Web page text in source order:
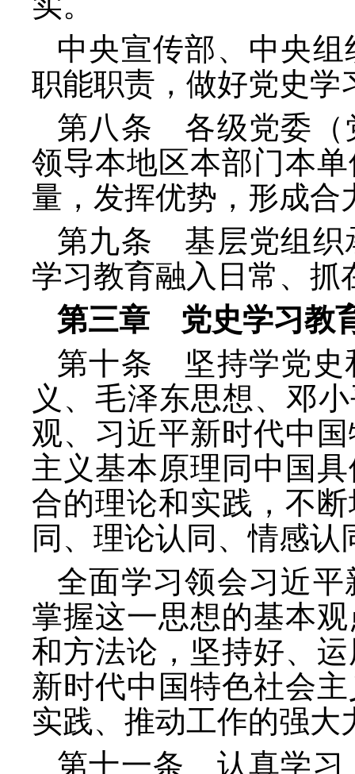
中央宣传部、中央
职能职责，做好党史学
第八条 各级党委（
领导本地区本部门本
量，发挥优势，形成合
第九条 基层党组织
学习教育融入日常、抓
第三章 党史学习教
第十条 坚持学党史
义、毛泽东思想、邓
观、习近平新时代中
主义基本原理同中国
合的理论和实践，不
同、理论认同、情感认
全面学习领会习近
掌握这一思想的基本
和方法论，坚持好、
新时代中国特色社会
实践、推动工作的强大
第十一条 认真学习